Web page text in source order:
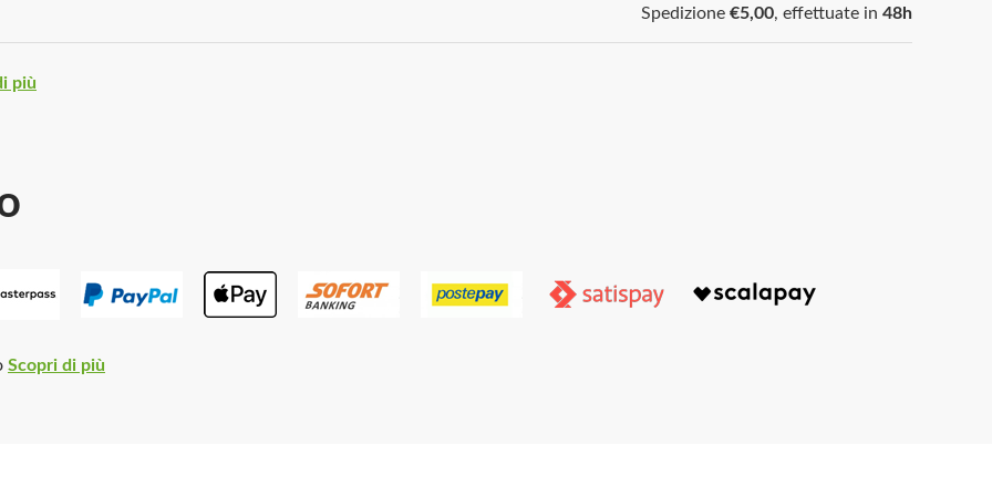
Spedizione €5,00, effettuate in 48h
più
Scopri di più